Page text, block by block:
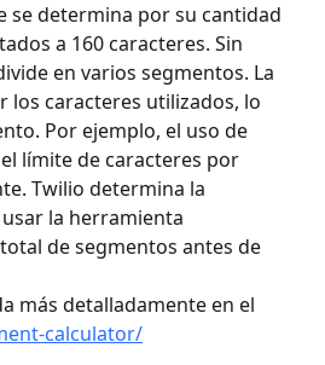
se determina por su cantidad
a 160 caracteres. Sin
en varios segmentos. La
los caracteres utilizados, lo
Por ejemplo, el uso de
límite de caracteres por
Twilio determina la
la herramienta
de segmentos antes de
más detalladamente en el
calculator/